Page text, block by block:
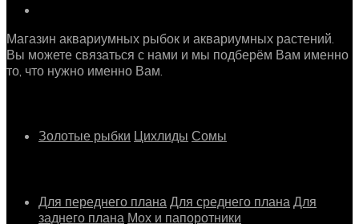
Магазин аквариумных рыбок и аквариумных растений.
Вы можете связаться с нами и мы подберём Вам именно
то, что нужно именно Вам.
Золотые рыбки Цихлиды Сомы
Для переднего плана Для среднего плана Для
заднего плана Мох и папоротники